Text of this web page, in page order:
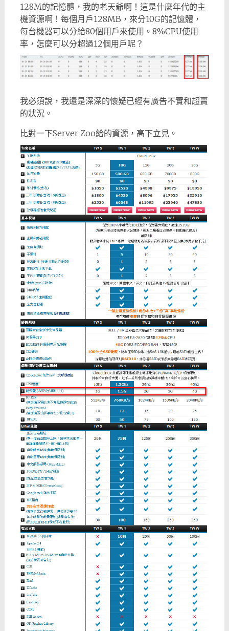
128M的記憶體，我的老天爺啊！這是什麼年代的主
機資源啊！每個月戶128MB，來分10G的記憶體，
每台機器可以分給80個用戶來使用。8%CPU使用
率，怎麼可以分超過12個用戶呢？
我必須說，我還是深深的懷疑已經有廣告不實和超賣
的狀況。
比對一下Server Zoo給的資源，高下立見。